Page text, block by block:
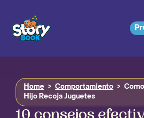
Home > Comportamiento >
Hijo Recoja Juguetes